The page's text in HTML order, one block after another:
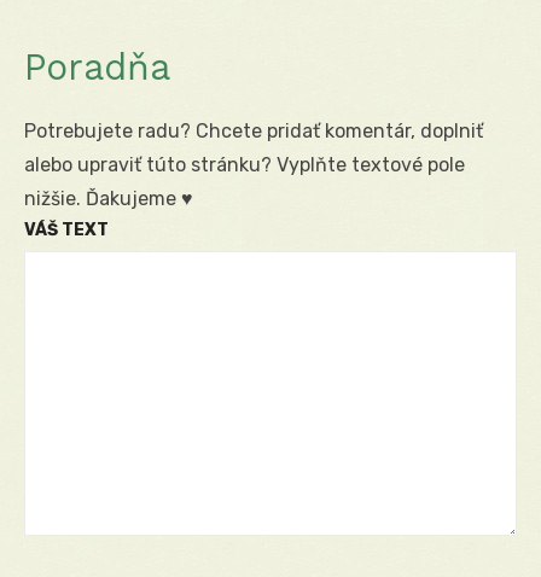
Poradňa
Potrebujete radu? Chcete pridať komentár, doplniť
alebo upraviť túto stránku? Vyplňte textové pole
nižšie. Ďakujeme ♥
VÁŠ TEXT